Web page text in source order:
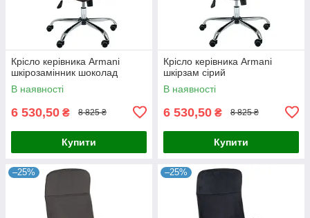
Крісло керівника Armani
шкірозамінник шоколад
В наявності
6 530,50 ₴ 8 825 ₴
Купити
Крісло керівника Armani
шкірзам сірий
В наявності
6 530,50 ₴ 8 825 ₴
Купити
–25% –25%